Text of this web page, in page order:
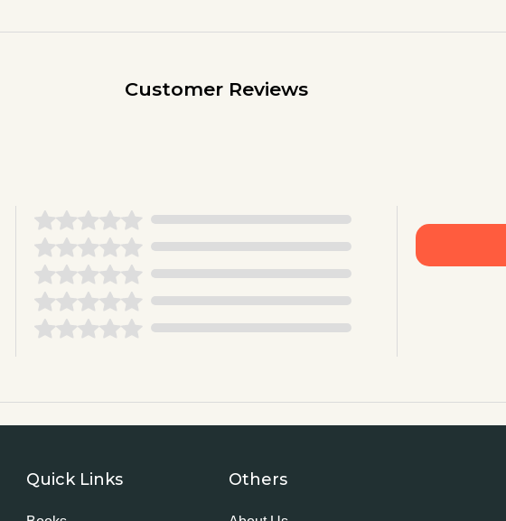
Customer Reviews
Quick Links Others